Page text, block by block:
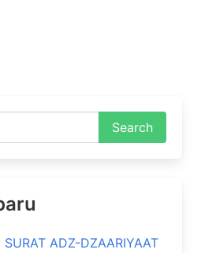
ADZ-DZAARIYAAT